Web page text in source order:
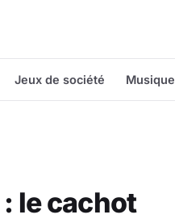
Jeux de société Musique
le cachot